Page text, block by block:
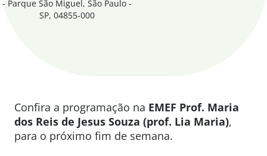
- Parque São Miguel, São Paulo -
SP, 04855-000
Confira a programação na EMEF Prof. Maria
dos Reis de Jesus Souza (prof. Lia Maria),
para o próximo fim de semana.